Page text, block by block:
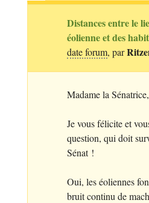
Distances entre le
éolienne et des
date forum, par
Madame la Sénatrice,
Je vous félicite et
question, qui doit
Sénat !
Oui, les éoliennes
bruit continu de